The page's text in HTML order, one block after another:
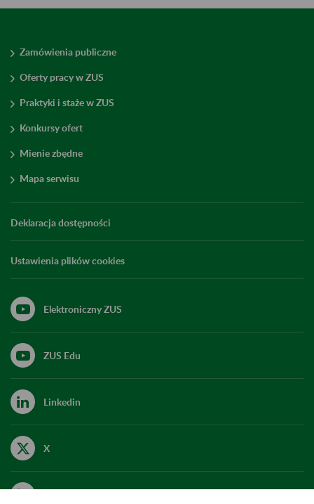
Zamówienia publiczne
Oferty pracy w ZUS
Praktyki i staże w ZUS
Konkursy ofert
Mienie zbędne
Mapa serwisu
Deklaracja dostępności
Ustawienia plików cookies
Elektroniczny ZUS
ZUS Edu
Linkedin
X